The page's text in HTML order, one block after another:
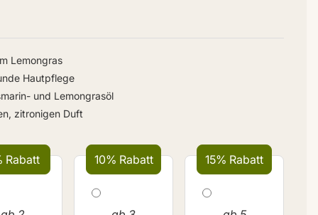
Lemongras
Hautpflege
und Lemongrasöl
zitronigen Duft
Rabatt 10% Rabatt 15% Rabatt